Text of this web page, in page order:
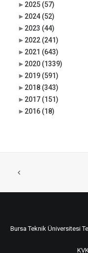
► 2025 (57)
► 2024 (52)
► 2023 (44)
► 2022 (241)
► 2021 (643)
► 2020 (1339)
► 2019 (591)
► 2018 (343)
► 2017 (151)
► 2016 (18)
Bursa Teknik Üniversitesi